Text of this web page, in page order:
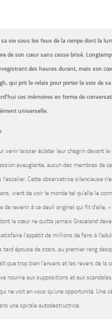
vie sous les feux de la rampe dont la
de son cœur sans cesse brisé.
des heures durant, mais son
qui prit le relais pour porter la voix de
ces mémoires en forme de
universelle.
venir laisser éclater leur chagrin devant le
aveuglante, aucun des membres de
Cette observatrice silencieuse
vient de voir le monde tel qu’elle le
revenir à ce deuil originel qui fit d’elle, «
le cœur ne quitta jamais Graceland
l’appétit de millions de fans à
épouse de stars, au premier rang
que trop bien l’envers et les revers de la
nourrie aux suppositions et aux
ne voit en vous qu’une opportunité. Une
une spirale autodestructrice.